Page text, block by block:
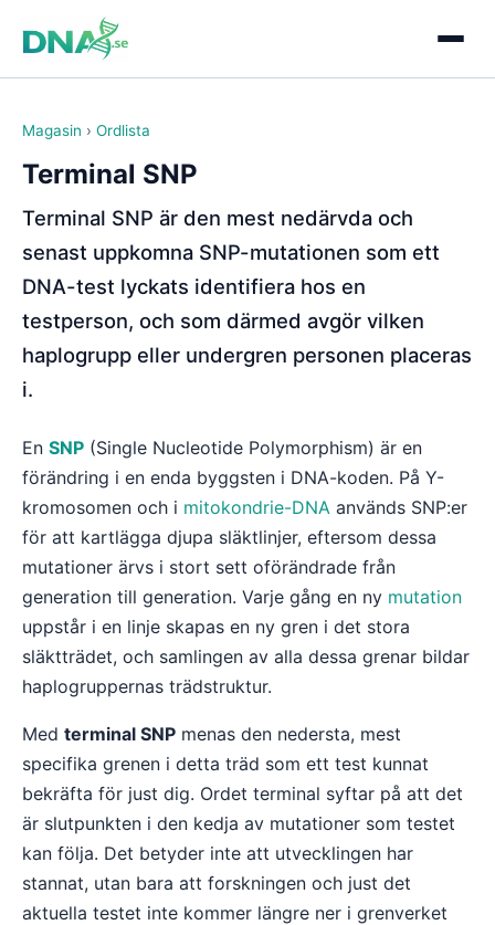
Magasin › Ordlista
Terminal SNP
Terminal SNP är den mest nedärvda och
senast uppkomna SNP-mutationen som ett
DNA-test lyckats identifiera hos en
testperson, och som därmed avgör vilken
haplogrupp eller undergren personen placeras
i.
En SNP (Single Nucleotide Polymorphism) är en
förändring i en enda byggsten i DNA-koden. På Y-
kromosomen och i mitokondrie-DNA används SNP:er
för att kartlägga djupa släktlinjer, eftersom dessa
mutationer ärvs i stort sett oförändrade från
generation till generation. Varje gång en ny mutation
uppstår i en linje skapas en ny gren i det stora
släktträdet, och samlingen av alla dessa grenar bildar
haplogruppernas trädstruktur.
Med terminal SNP menas den nedersta, mest
specifika grenen i detta träd som ett test kunnat
bekräfta för just dig. Ordet terminal syftar på att det
är slutpunkten i den kedja av mutationer som testet
kan följa. Det betyder inte att utvecklingen har
stannat, utan bara att forskningen och just det
aktuella testet inte kommer längre ner i grenverket